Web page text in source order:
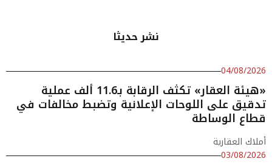
نشر حديثا
04/08/2026
«هيئة العقار» تكثف الرقابة بـ11.6 ألف عملية
تدقيق على اللوحات الإعلانية وتضبط مخالفات في
قطاع الوساطة
أملاك العقارية
03/08/2026